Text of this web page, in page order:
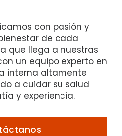
con pasión y
de cada
que llega a nuestras
un equipo experto en
interna altamente
a cuidar su salud
y experiencia.